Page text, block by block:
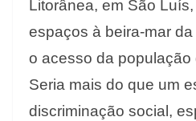
Litorânea, em São
espaços à beira-mar
o acesso da população
Seria mais do que um
discriminação social,